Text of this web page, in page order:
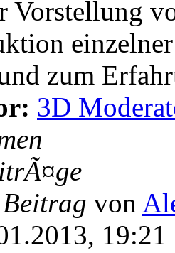
Vorstellung
zum
3D
von
19:21